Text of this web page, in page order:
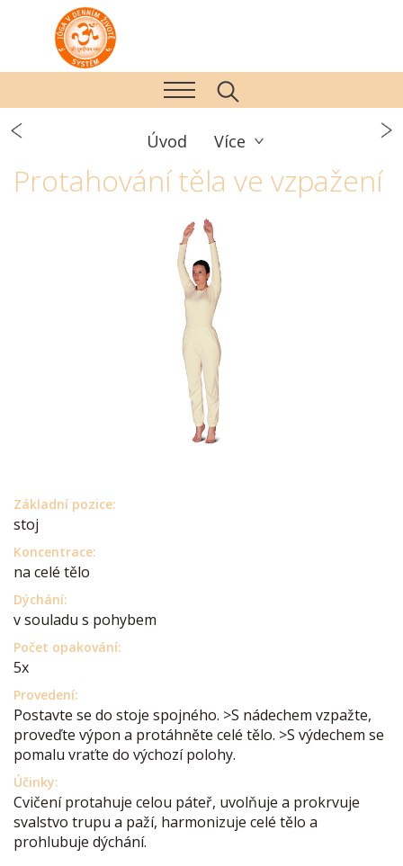
Úvod Více
Protahování těla ve vzpažení
Základní pozice:
stoj
Koncentrace:
na celé tělo
Dýchání:
v souladu s pohybem
Počet opakování:
5x
Provedení:
Postavte se do stoje spojného. >S nádechem vzpažte,
proveďte výpon a protáhněte celé tělo. >S výdechem se
pomalu vraťte do výchozí polohy.
Účinky:
Cvičení protahuje celou páteř, uvolňuje a prokrvuje
svalstvo trupu a paží, harmonizuje celé tělo a
prohlubuje dýchání.